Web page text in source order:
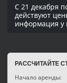
С 21 декабря
действуют
информация у
РАССЧИТАЙТЕ
Начало аренды: